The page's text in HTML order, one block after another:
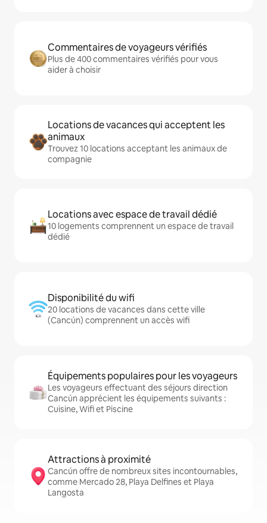
Commentaires de voyageurs vérifiés
Plus de 400 commentaires vérifiés pour vous
aider à choisir
Locations de vacances qui acceptent les
animaux
Trouvez 10 locations acceptant les animaux de
compagnie
Locations avec espace de travail dédié
10 logements comprennent un espace de travail
dédié
Disponibilité du wifi
20 locations de vacances dans cette ville
(Cancún) comprennent un accès wifi
Équipements populaires pour les voyageurs
Les voyageurs effectuant des séjours direction
Cancún apprécient les équipements suivants :
Cuisine, Wifi et Piscine
Attractions à proximité
Cancún offre de nombreux sites incontournables,
comme Mercado 28, Playa Delfines et Playa
Langosta